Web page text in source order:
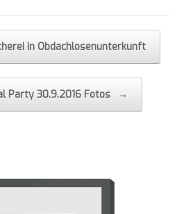
in Obdachlosenunterkunft
Party 30.9.2016 Fotos →